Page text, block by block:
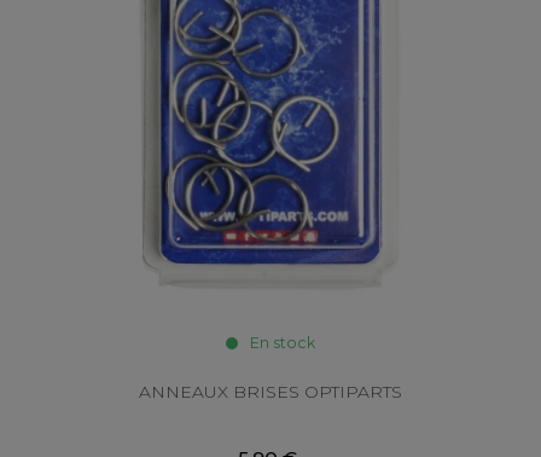
En stock
ANNEAUX BRISES OPTIPARTS